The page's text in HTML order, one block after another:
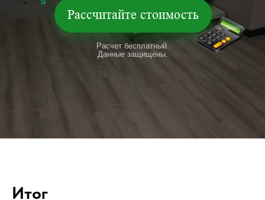
Рассчитайте стоимость
Расчет бесплатный.
Данные защищены.
Итог